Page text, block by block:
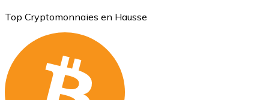
Top Cryptomonnaies en Hausse